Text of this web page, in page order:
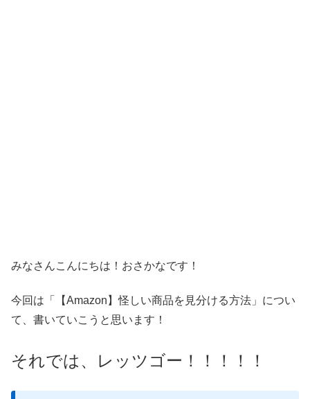
みなさんこんにちは！おさかなです！
今回は「【Amazon】怪しい商品を見分ける方法」につい
て、書いていこうと思います！
それでは、レッツゴー！！！！！